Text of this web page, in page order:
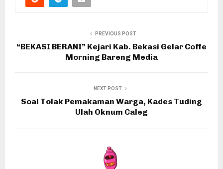
PREVIOUS POST
“BEKASI BERANI” Kejari Kab. Bekasi Gelar Coffe
Morning Bareng Media
NEXT POST
Soal Tolak Pemakaman Warga, Kades Tuding
Ulah Oknum Caleg